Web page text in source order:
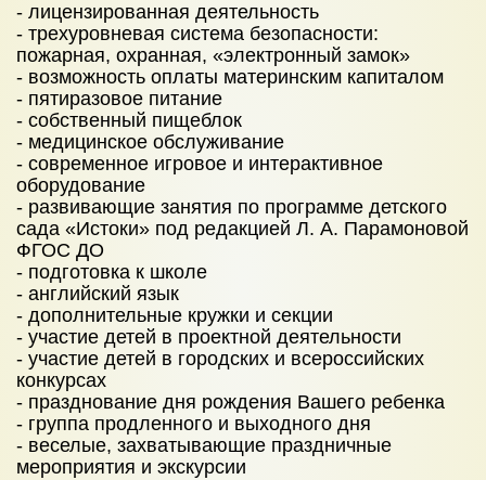
ЦЕНЫ
НАБОР В ШКОЛУ 2026
КОНТАКТЫ
- лицензированная деятельность
- трехуровневая система безопасности:
пожарная, охранная, «электронный замок»
- возможность оплаты материнским капиталом
- пятиразовое питание
- собственный пищеблок
- медицинское обслуживание
- современное игровое и интерактивное
оборудование
- развивающие занятия по программе детского
сада «Истоки» под редакцией Л. А. Парамоновой
ФГОС ДО
- подготовка к школе
- английский язык
- дополнительные кружки и секции
- участие детей в проектной деятельности
- участие детей в городских и всероссийских
конкурсах
- празднование дня рождения Вашего ребенка
- группа продленного и выходного дня
- веселые, захватывающие праздничные
мероприятия и экскурсии